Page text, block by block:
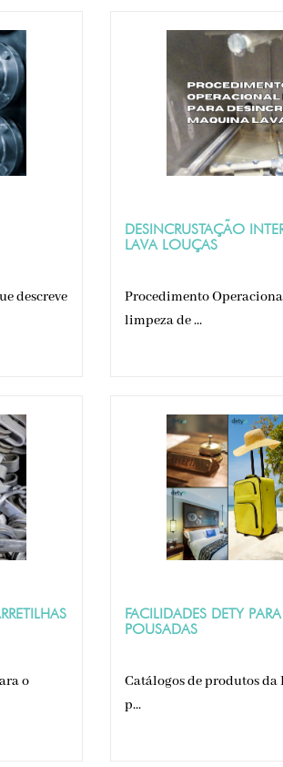
descreve
DESINCRUSTAÇÃO
LAVA LOUÇAS
Procedimento
limpeza de ...
o
FACILIDADES DETY
POUSADAS
Catálogos de produtos
p...